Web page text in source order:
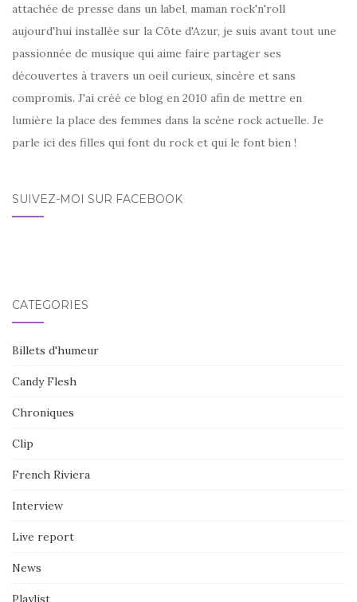
attachée de presse dans un label, maman rock'n'roll
aujourd'hui installée sur la Côte d'Azur, je suis avant tout une
passionnée de musique qui aime faire partager ses
découvertes à travers un oeil curieux, sincère et sans
compromis. J'ai créé ce blog en 2010 afin de mettre en
lumière la place des femmes dans la scène rock actuelle. Je
parle ici des filles qui font du rock et qui le font bien !
SUIVEZ-MOI SUR FACEBOOK
CATÉGORIES
Billets d'humeur
Candy Flesh
Chroniques
Clip
French Riviera
Interview
Live report
News
Playlist